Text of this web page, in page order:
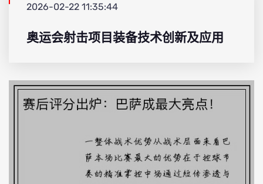
2026-02-22 11:35:44
奥运会射击项目装备技术创新及应用